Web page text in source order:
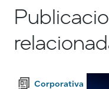
Corporativa